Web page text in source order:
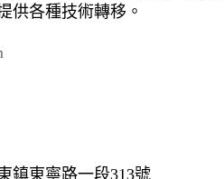
供各種技術轉移。
鎮東寧路一段313號